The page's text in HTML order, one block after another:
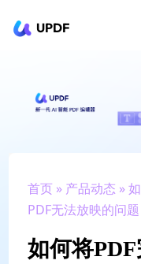
UPDF
AI Agents
政企采购
升级会员
首页 » 产品动态 »
PDF无法放映的问题
如何将